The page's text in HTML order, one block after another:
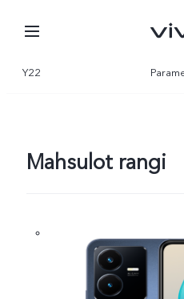
Y22
Mahsulot rangi